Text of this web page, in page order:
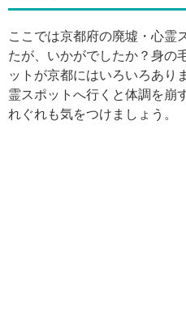
ここでは京都府の廃墟・心霊
たが、いかがでしたか？身の
ットが京都にはいろいろあり
霊スポットへ行くと体調を崩
れぐれも気をつけましょう。